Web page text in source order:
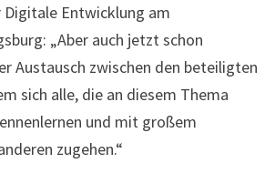
Entwicklung am
„Aber auch jetzt schon
Austausch zwischen den beteiligten
sich alle, die an diesem Thema
und mit großem
zugehen.“